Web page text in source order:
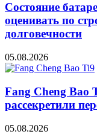
Состояние
оценивать по
долговечности
05.08.2026
Fang Cheng Bao
рассекретили
05.08.2026